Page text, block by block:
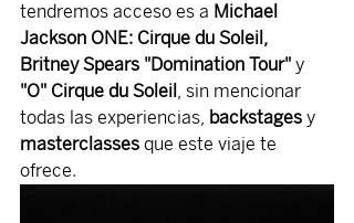
tendremos acceso es a Michael
Jackson ONE: Cirque du Soleil,
Britney Spears "Domination Tour" y
"O" Cirque du Soleil , sin mencionar
todas las experiencias, backstages y
masterclasses que este viaje te
ofrece.